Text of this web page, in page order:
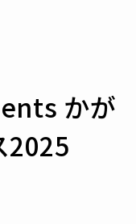
かが
2025